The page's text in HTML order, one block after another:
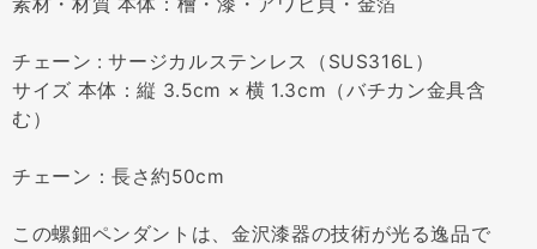
チェーン : サージカルステンレス（SUS316L）
サイズ 本体：縦 3.5cm × 横 1.3cm（バチカン金具含
む）
チェーン：長さ約50cm
この螺鈿ペンダントは、金沢漆器の技術が光る逸品で